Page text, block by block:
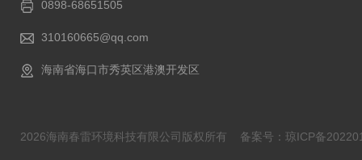
0898-68651505
310160665@qq.com
海南省海口市秀英区港澳开发区
2026海南春雷环境科技有限公司版权所有 备案号：琼ICP备